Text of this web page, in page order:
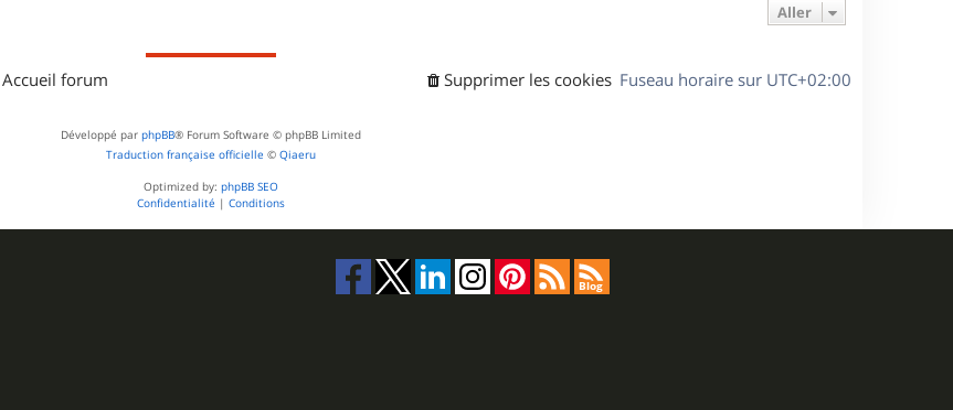
Aller
Accueil forum Fuseau horaire sur UTC+02:00
Supprimer les cookies
Développé par phpBB® Forum Software © phpBB Limited
Traduction française officielle © Qiaeru
Optimized by: phpBB SEO
Confidentialité | Conditions